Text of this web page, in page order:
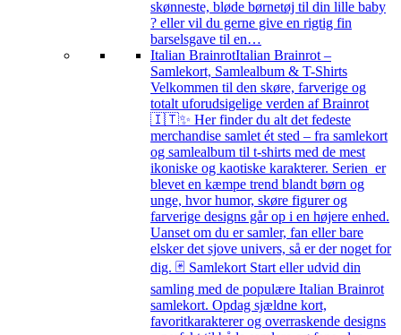
skønneste, bløde børnetøj til din lille baby
? eller vil du gerne give en rigtig fin
barselsgave til en…
Italian BrainrotItalian Brainrot –
Samlekort, Samlealbum & T-Shirts
Velkommen til den skøre, farverige og
totalt uforudsigelige verden af Brainrot
🇮🇹✨ Her finder du alt det fedeste
merchandise samlet ét sted – fra samlekort
og samlealbum til t-shirts med de mest
ikoniske og kaotiske karakterer. Serien er
blevet en kæmpe trend blandt børn og
unge, hvor humor, skøre figurer og
farverige designs går op i en højere enhed.
Uanset om du er samler, fan eller bare
elsker det sjove univers, så er der noget for
dig. 🃏 Samlekort Start eller udvid din
samling med de populære Italian Brainrot
samlekort. Opdag sjældne kort,
favoritkarakterer og overraskende designs